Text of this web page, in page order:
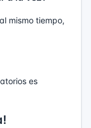
mismo tiempo,
es